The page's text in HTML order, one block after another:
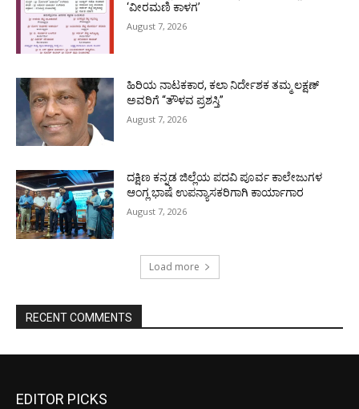
‘ವೀರಮಣಿ ಕಾಳಗ’
August 7, 2026
ಹಿರಿಯ ನಾಟಕಕಾರ, ಕಲಾ ನಿರ್ದೇಶಕ ತಮ್ಮ ಲಕ್ಷಣ್
ಅವರಿಗೆ “ತೌಳವ ಪ್ರಶಸ್ತಿ”
August 7, 2026
ದಕ್ಷಿಣ ಕನ್ನಡ ಜಿಲ್ಲೆಯ ಪದವಿ ಪೂರ್ವ ಕಾಲೇಜುಗಳ
ಆಂಗ್ಲ ಭಾಷೆ ಉಪನ್ಯಾಸಕರಿಗಾಗಿ ಕಾರ್ಯಾಗಾರ
August 7, 2026
Load more
RECENT COMMENTS
EDITOR PICKS